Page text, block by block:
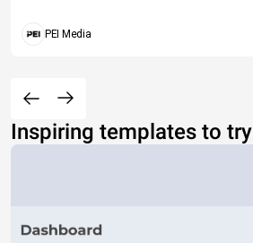
PEI Media
Inspiring templates to try